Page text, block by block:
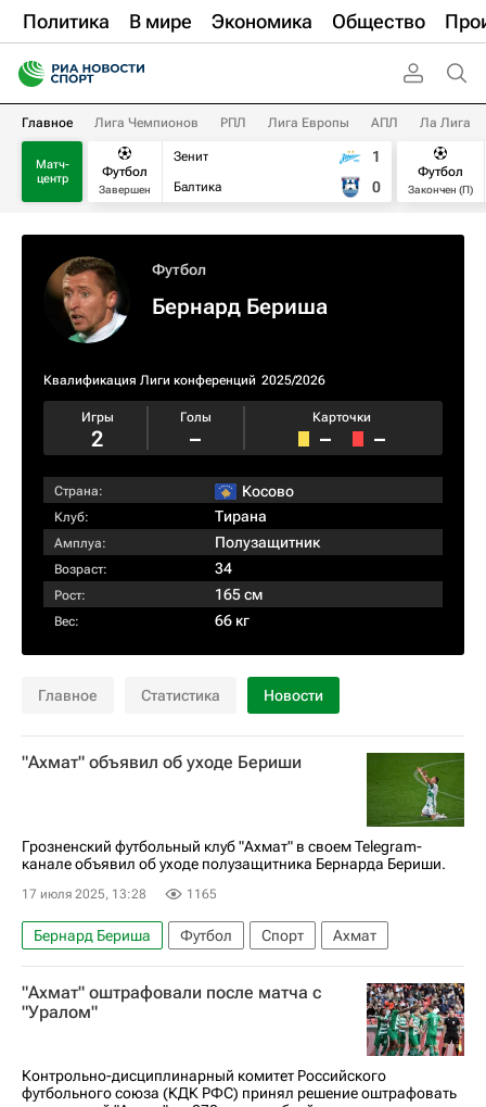
Политика В мире Экономика Общество
Главное Лига Чемпионов РПЛ Лига Европы АПЛ Ла Лига
Матч-
центр
Футбол
Завершен
Зенит
Балтика
1
0
Футбол
Закончен (П)
Футбол
Бернард Бериша
Квалификация Лиги конференций 2025/2026
Игры
2
Голы
–
Карточки
– –
Страна: Косово
Клуб: Тирана
Амплуа: Полузащитник
Возраст: 34
Рост: 165 см
Вес: 66 кг
Главное Статистика Новости
"Ахмат" объявил об уходе Бериши
Грозненский футбольный клуб "Ахмат" в своем Telegram-
канале объявил об уходе полузащитника Бернарда Бериши.
17 июля 2025, 13:28 1165
Бернард Бериша Футбол Спорт Ахмат
"Ахмат" оштрафовали после матча с
"Уралом"
Контрольно-дисциплинарный комитет Российского
футбольного союза (КДК РФС) принял решение оштрафовать